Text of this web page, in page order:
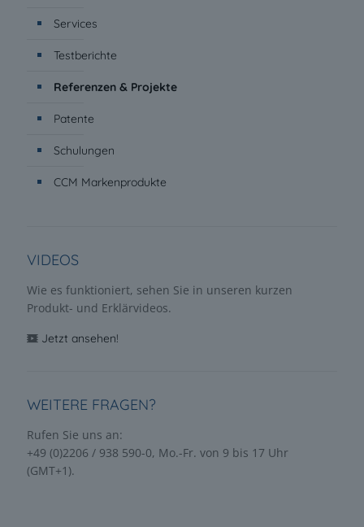
Services
Testberichte
Referenzen & Projekte
Patente
Schulungen
CCM Markenprodukte
VIDEOS
Wie es funktioniert, sehen Sie in unseren kurzen
Produkt- und Erklärvideos.
Jetzt ansehen!
WEITERE FRAGEN?
Rufen Sie uns an:
+49 (0)2206 / 938 590-0, Mo.-Fr. von 9 bis 17 Uhr
(GMT+1).